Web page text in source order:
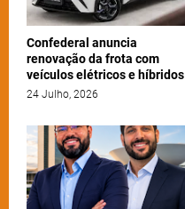
Confederal anuncia
renovação da frota com
veículos elétricos e híbridos
24 Julho, 2026